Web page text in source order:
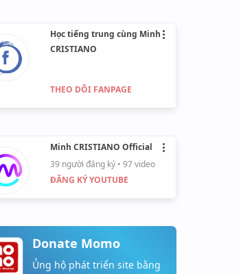
Học tiếng trung cùng Minh
CRISTIANO
THEO DÕI FANPAGE
•••
Minh CRISTIANO Official
39 người đăng ký • 97 video
ĐĂNG KÝ YOUTUBE
•••
Donate Momo
Ủng hộ phát triển site bằng